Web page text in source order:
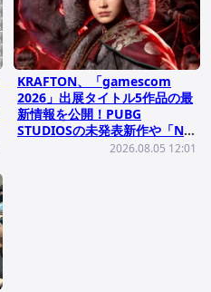
KRAFTON、「gamescom
2026」出展タイトル5作品の最
新情報を公開！PUBG
STUDIOSの未発表新作や「NO
2026.08.05 12:01